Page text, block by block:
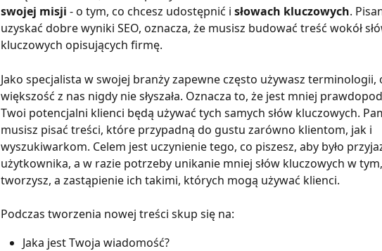
swojej misji - o tym, co chcesz udostępnić i słowach kluczowych.
uzyskać dobre wyniki SEO, oznacza, że ​​musisz budować treść wokół
kluczowych opisujących firmę.
Jako specjalista w swojej branży zapewne często używasz terminologii,
większość z nas nigdy nie słyszała. Oznacza to, że jest mniej
Twoi potencjalni klienci będą używać tych samych słów kluczowych.
musisz pisać treści, które przypadną do gustu zarówno klientom, jak i
wyszukiwarkom. Celem jest uczynienie tego, co piszesz, aby było
użytkownika, a w razie potrzeby unikanie mniej słów kluczowych w
tworzysz, a zastąpienie ich takimi, których mogą używać klienci.
Podczas tworzenia nowej treści skup się na:
Jaka jest Twoja wiadomość?